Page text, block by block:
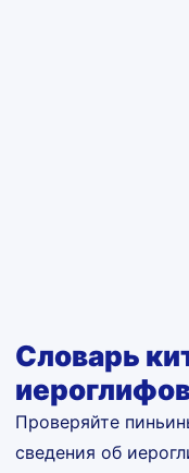
Словарь
Проверяйте
сведения об